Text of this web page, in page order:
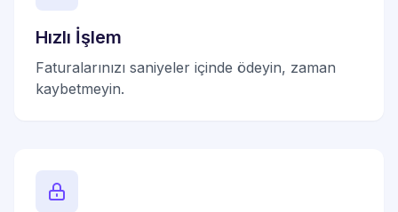
Hızlı İşlem
Faturalarınızı saniyeler içinde ödeyin, zaman
kaybetmeyin.